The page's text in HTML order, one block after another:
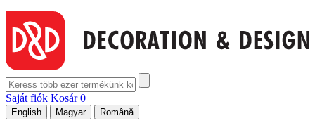
Saját fiók Kosár 0